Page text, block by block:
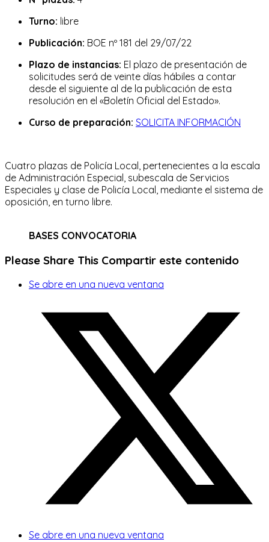
Turno: libre
Publicación: BOE nº 181 del 29/07/22
Plazo de instancias: El plazo de presentación de
solicitudes será de veinte días hábiles a contar
desde el siguiente al de la publicación de esta
resolución en el «Boletín Oficial del Estado».
Curso de preparación: SOLICITA INFORMACIÓN
Cuatro plazas de Policía Local, pertenecientes a la escala
de Administración Especial, subescala de Servicios
Especiales y clase de Policía Local, mediante el sistema de
oposición, en turno libre.
BASES CONVOCATORIA
Please Share This Compartir este contenido
Se abre en una nueva ventana
Se abre en una nueva ventana